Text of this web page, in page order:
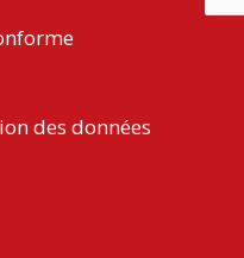
des données